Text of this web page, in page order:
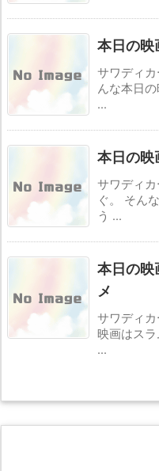
本日の映
サワディ
んな本日
...
本日の映
サワディ
ぐ。 そん
う ...
本日の
メ
サワディ
映画はス
...